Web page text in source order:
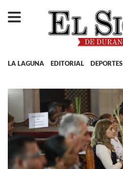
LA LAGUNA EDITORIAL DEPORTES